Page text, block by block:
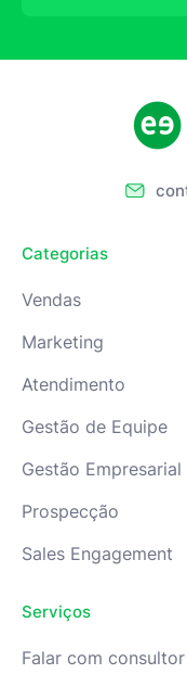
Categorias
Vendas
Marketing
Atendimento
Gestão de Equipe
Gestão Empresarial
Prospecção
Sales Engagement
Serviços
Falar com consultor